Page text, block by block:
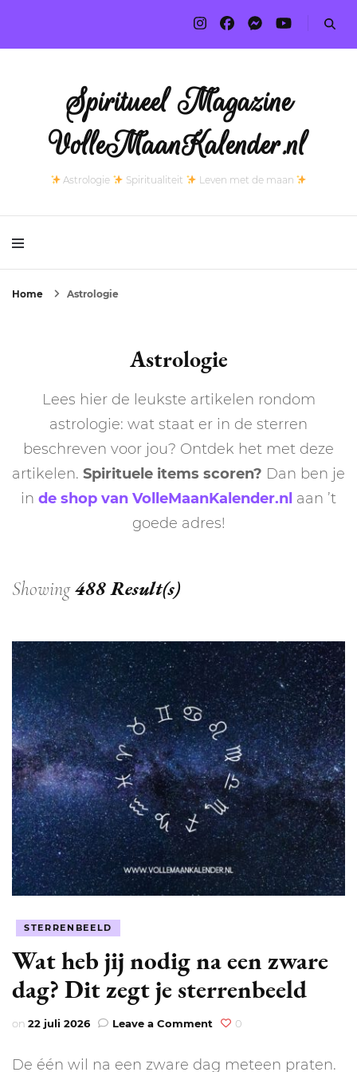
Spiritueel Magazine
VolleMaanKalender.nl
Astrologie Spiritualiteit Leven met de maan
Home Astrologie
Astrologie
Lees hier de leukste artikelen rondom
astrologie: wat staat er in de sterren
beschreven voor jou? Ontdek het met deze
artikelen. Spirituele items scoren? Dan ben je
in de shop van VolleMaanKalender.nl aan ’t
goede adres!
Showing488 Result(s)
STERRENBEELD
Wat heb jij nodig na een zware
dag? Dit zegt je sterrenbeeld
on 22 juli 2026 Leave a Comment on
0
De één wil na een zware dag meteen praten.